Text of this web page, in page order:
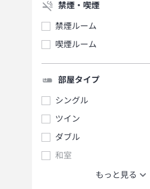
禁煙・喫煙
禁煙ルーム
喫煙ルーム
部屋タイプ
シングル
ツイン
ダブル
和室
もっと見る